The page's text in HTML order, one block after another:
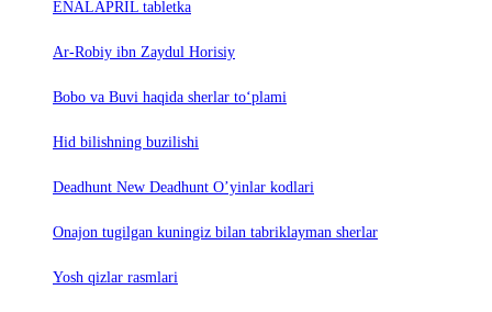
ENALAPRIL tabletka
Ar-Robiy ibn Zaydul Horisiy
Bobo va Buvi haqida sherlar to‘plami
Hid bilishning buzilishi
Deadhunt New Deadhunt O’yinlar kodlari
Onajon tugilgan kuningiz bilan tabriklayman sherlar
Yosh qizlar rasmlari